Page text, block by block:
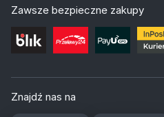
Zawsze bezpieczne zakupy
Znajdź nas na